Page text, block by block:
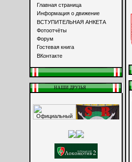
Главная страница
Информация о движение
ВСТУПИТЕЛЬНАЯ АНКЕТА
Фотоотчёты
Форум
Гостевая книга
ВКонтакте
НАШИ ДРУЗЬЯ